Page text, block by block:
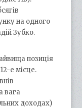
на одного
Зубко.
позиція
е місце.
вага
доходах)